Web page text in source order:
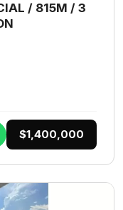
/ 815M / 3
$1,400,000